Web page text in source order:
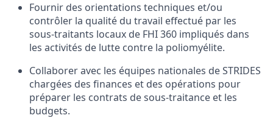
Fournir des orientations techniques et/ou
contrôler la qualité du travail effectué par les
sous-traitants locaux de FHI 360 impliqués dans
les activités de lutte contre la poliomyélite.
Collaboreravec les équipes nationales de STRIDES
chargées des finances et des opérations pour
préparer les contrats de sous-traitance et les
budgets.